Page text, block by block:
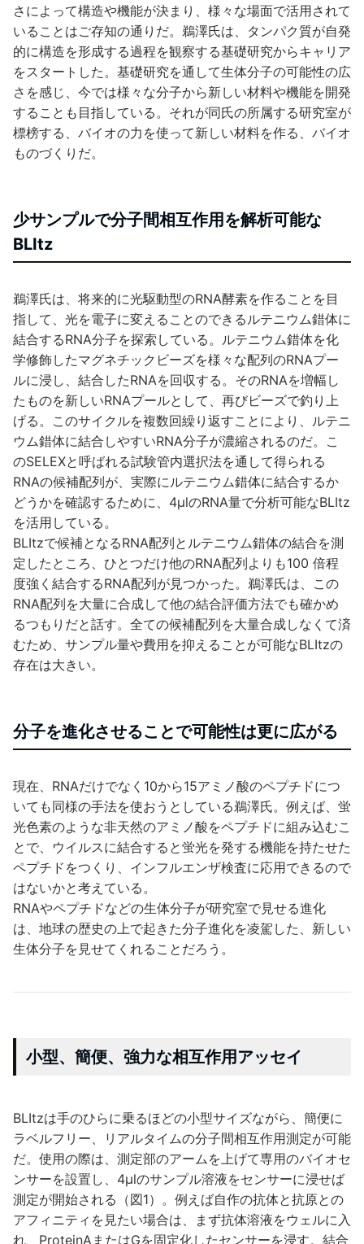
さによって構造や機能が決まり、様々な場面で活用されて
いることはご存知の通りだ。鵜澤氏は、タンパク質が自発
的に構造を形成する過程を観察する基礎研究からキャリア
をスタートした。基礎研究を通して生体分子の可能性の広
さを感じ、今では様々な分子から新しい材料や機能を開発
することも目指している。それが同氏の所属する研究室が
標榜する、バイオの力を使って新しい材料を作る、バイオ
ものづくりだ。
少サンプルで分子間相互作用を解析可能な
BLItz
鵜澤氏は、将来的に光駆動型のRNA酵素を作ることを目
指して、光を電子に変えることのできるルテニウム錯体に
結合するRNA分子を探索している。ルテニウム錯体を化
学修飾したマグネチックビーズを様々な配列のRNAプー
ルに浸し、結合したRNAを回収する。そのRNAを増幅し
たものを新しいRNAプールとして、再びビーズで釣り上
げる。このサイクルを複数回繰り返すことにより、ルテニ
ウム錯体に結合しやすいRNA分子が濃縮されるのだ。こ
のSELEXと呼ばれる試験管内選択法を通して得られる
RNAの候補配列が、実際にルテニウム錯体に結合するか
どうかを確認するために、4μlのRNA量で分析可能なBLItz
を活用している。
BLItzで候補となるRNA配列とルテニウム錯体の結合を測
定したところ、ひとつだけ他のRNA配列よりも100 倍程
度強く結合するRNA配列が見つかった。鵜澤氏は、この
RNA配列を大量に合成して他の結合評価方法でも確かめ
るつもりだと話す。全ての候補配列を大量合成しなくて済
むため、サンプル量や費用を抑えることが可能なBLItzの
存在は大きい。
分子を進化させることで可能性は更に広がる
現在、RNAだけでなく10から15アミノ酸のペプチドにつ
いても同様の手法を使おうとしている鵜澤氏。例えば、蛍
光色素のような非天然のアミノ酸をペプチドに組み込むこ
とで、ウイルスに結合すると蛍光を発する機能を持たせた
ペプチドをつくり、インフルエンザ検査に応用できるので
はないかと考えている。
RNAやペプチドなどの生体分子が研究室で見せる進化
は、地球の歴史の上で起きた分子進化を凌駕した、新しい
生体分子を見せてくれることだろう。
小型、簡便、強力な相互作用アッセイ
BLItzは手のひらに乗るほどの小型サイズながら、簡便に
ラベルフリー、リアルタイムの分子間相互作用測定が可能
だ。使用の際は、測定部のアームを上げて専用のバイオセ
ンサーを設置し、4μlのサンプル溶液をセンサーに浸せば
測定が開始される（図1）。例えば自作の抗体と抗原との
アフィニティを見たい場合は、まず抗体溶液をウェルに入
れ、ProteinAまたはGを固定化したセンサーを浸す。結合